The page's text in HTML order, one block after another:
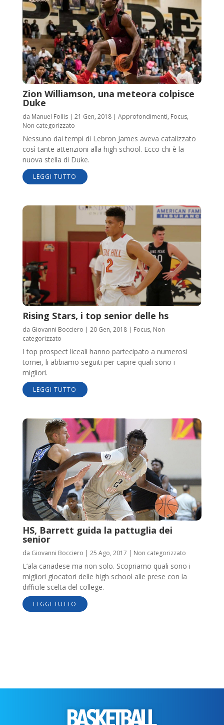
Zion Williamson, una meteora colpisce
Duke
da Manuel Follis| 21 Gen, 2018| Approfondimenti, Focus,
Non categorizzato
Nessuno dai tempi di Lebron James aveva catalizzato
così tante attenzioni alla high school. Ecco chi è la
nuova stella di Duke.
LEGGI TUTTO
Rising Stars, i top senior delle hs
da Giovanni Bocciero 20 Gen, 2018| Focus, Non
categorizzato
I top prospect liceali hanno partecipato a numerosi
tornei, li abbiamo seguiti per capire quali sono i
migliori.
LEGGI TUTTO
HS, Barrett guida la pattuglia dei
senior
da Giovanni Bocciero | 25 Ago, 2017 | Non categorizzato
L’ala canadese ma non solo. Scopriamo quali sono i
migliori giocatori delle high school alle prese con la
difficile scelta del college.
LEGGI TUTTO